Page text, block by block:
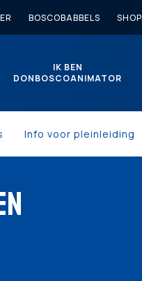
BOSCOBABBELS SHOP
IK BEN
DONBOSCOANIMATOR
Info voor pleinleiding